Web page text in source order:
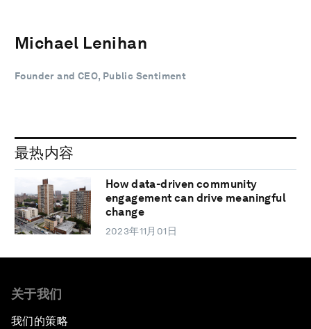
Michael Lenihan
Founder and CEO, Public Sentiment
最热内容
How data-driven community
engagement can drive meaningful
change
2023年11月01日
关于我们
我们的策略